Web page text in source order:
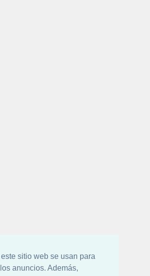
sitio web se usan para
anuncios. Además,